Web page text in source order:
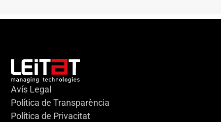
Avís Legal
Política de Transparència
Política de Privacitat